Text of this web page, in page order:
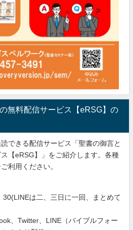
無料配信サービス【eRSG】の
できる配信サービス「聖書の御言と
【eRSG】」をご紹介します。各種
利用ください。
は二、三日に一回、まとめて
、Twitter、LINE（バイブルフォー